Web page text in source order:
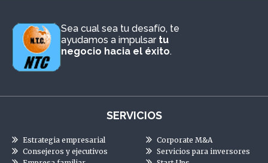
Sea cual sea tu desafío, te
ayudamos a impulsar tu
negocio hacia el éxito.
SERVICIOS
Estrategia empresarial
Consejeros y ejecutivos
Corporate M&A
Servicios para inversores